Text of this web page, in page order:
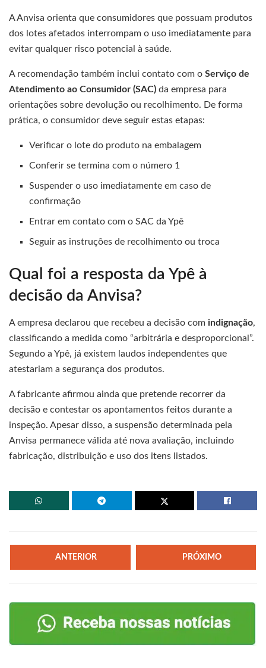
A Anvisa orienta que consumidores que possuam produtos
dos lotes afetados interrompam o uso imediatamente para
evitar qualquer risco potencial à saúde.
A recomendação também inclui contato com o Serviço de
Atendimento ao Consumidor (SAC) da empresa para
orientações sobre devolução ou recolhimento. De forma
prática, o consumidor deve seguir estas etapas:
Verificar o lote do produto na embalagem
Conferir se termina com o número 1
Suspender o uso imediatamente em caso de
confirmação
Entrar em contato com o SAC da Ypê
Seguir as instruções de recolhimento ou troca
Qual foi a resposta da Ypê à
decisão da Anvisa?
A empresa declarou que recebeu a decisão com indignação,
classificando a medida como “arbitrária e desproporcional”.
Segundo a Ypê, já existem laudos independentes que
atestariam a segurança dos produtos.
A fabricante afirmou ainda que pretende recorrer da
decisão e contestar os apontamentos feitos durante a
inspeção. Apesar disso, a suspensão determinada pela
Anvisa permanece válida até nova avaliação, incluindo
fabricação, distribuição e uso dos itens listados.
ANTERIOR PRÓXIMO